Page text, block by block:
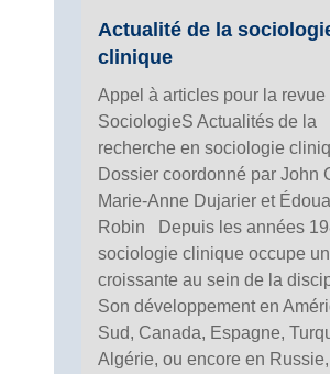
Actualité de la
clinique
Appel à articles pour la revue
SociologieS Actualités de la
recherche en sociologie
Dossier coordonné par John
Marie-Anne Dujarier et
Robin Depuis les années
sociologie clinique occupe
croissante au sein de la
Son développement en
Sud, Canada, Espagne,
Algérie, ou encore en